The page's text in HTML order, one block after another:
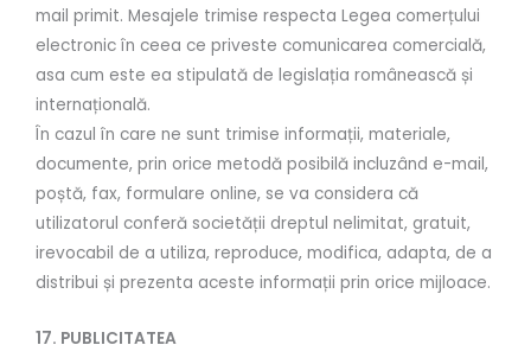
mail primit. Mesajele trimise respecta Legea comerțului
electronic în ceea ce priveste comunicarea comercială,
asa cum este ea stipulată de legislația românească și
internațională.
În cazul în care ne sunt trimise informații, materiale,
documente, prin orice metodă posibilă incluzând e-mail,
poștă, fax, formulare online, se va considera că
utilizatorul conferă societății dreptul nelimitat, gratuit,
irevocabil de a utiliza, reproduce, modifica, adapta, de a
distribui și prezenta aceste informații prin orice mijloace.
17. PUBLICITATEA